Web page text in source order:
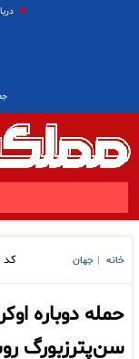
جمعه
خانه جهان کد
حمله دوباره
سن‌پترزبورگ